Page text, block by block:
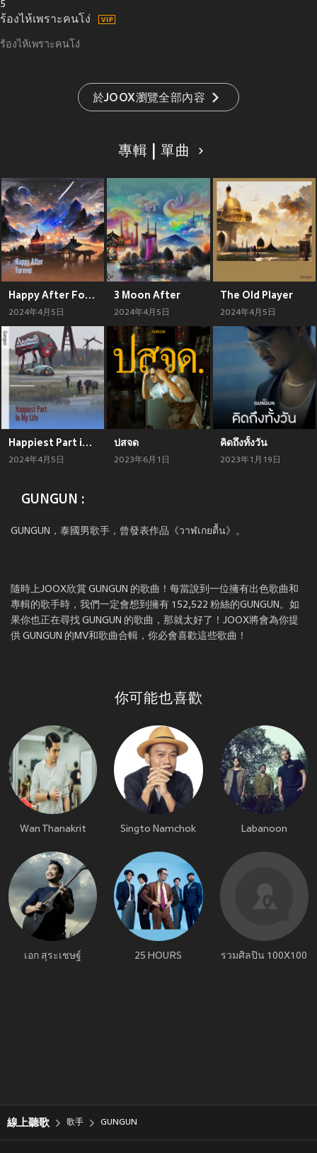
5
ร้องไห้เพราะคนโง่
ร้องไห้เพราะคนโง่
於JOOX瀏覽全部內容
專輯 | 單曲
Happy After Forever
2024年4月5日
3 Moon After
2024年4月5日
The Old Player
2024年4月5日
Happiest Part in My Life
2024年4月5日
ปสจด
2023年6月1日
คิดถึงทั้งวัน
2023年1月19日
GUNGUN :
GUNGUN，泰國男歌手，曾發表作品《วาฬเกยตื้น》。
隨時上JOOX欣賞 GUNGUN 的歌曲！每當說到一位擁有出色歌曲和
專輯的歌手時，我們一定會想到擁有 152,522 粉絲的GUNGUN。如
果你也正在尋找 GUNGUN 的歌曲，那就太好了！JOOX將會為你提
供 GUNGUN 的MV和歌曲合輯，你必會喜歡這些歌曲！
你可能也喜歡
Wan Thanakrit Singto Namchok Labanoon
เอก สุระเชษฐ์ 25 HOURS รวมศิลปิน 100X100
線上聽歌 歌手 GUNGUN